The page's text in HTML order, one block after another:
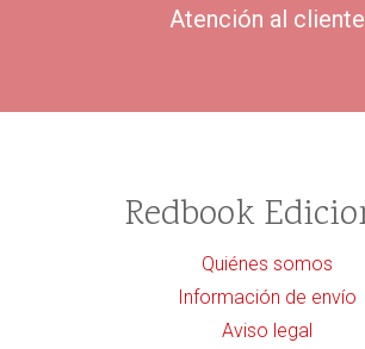
Atención al cliente
Redbook
Quiénes somos
Información de envío
Aviso legal